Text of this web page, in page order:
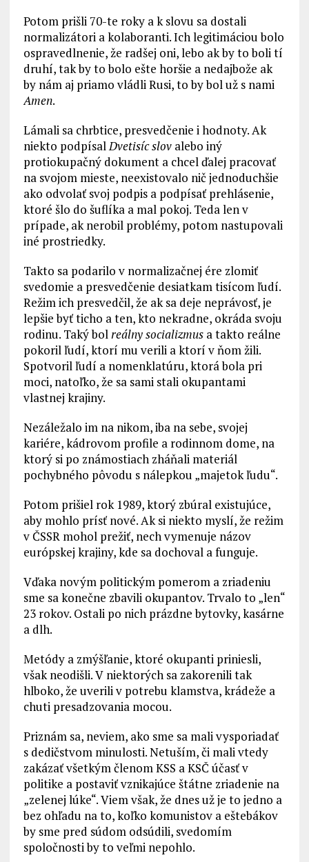
Potom prišli 70-te roky a k slovu sa dostali
normalizátori a kolaboranti. Ich legitimáciou bolo
ospravedlnenie, že radšej oni, lebo ak by to boli tí
druhí, tak by to bolo ešte horšie a nedajbože ak
by nám aj priamo vládli Rusi, to by bol už s nami
Amen.
Lámali sa chrbtice, presvedčenie i hodnoty. Ak
niekto podpísalDvetisíc slovalebo iný
protiokupačný dokument a chcel ďalej pracovať
na svojom mieste, neexistovalo nič jednoduchšie
ako odvolať svoj podpis a podpísať prehlásenie,
ktoré šlo do šuflíka a mal pokoj. Teda len v
prípade, ak nerobil problémy, potom nastupovali
iné prostriedky.
Takto sa podarilo v normalizačnej ére zlomiť
svedomie a presvedčenie desiatkam tisícom ľudí.
Režim ich presvedčil, že ak sa deje neprávosť, je
lepšie byť ticho a ten, kto nekradne, okráda svoju
rodinu. Taký bolreálny socializmusa takto reálne
pokoril ľudí, ktorí mu verili a ktorí v ňom žili.
Spotvoril ľudí a nomenklatúru, ktorá bola pri
moci, natoľko, že sa sami stali okupantami
vlastnej krajiny.
Nezáležalo im na nikom, iba na sebe, svojej
kariére, kádrovom profile a rodinnom dome, na
ktorý si po známostiach zháňali materiál
pochybného pôvodu s nálepkou „majetok ľudu“.
Potom prišiel rok 1989, ktorý zbúral existujúce,
aby mohlo prísť nové. Ak si niekto myslí, že režim
v ČSSR mohol prežiť, nech vymenuje názov
európskej krajiny, kde sa dochoval a funguje.
Vďaka novým politickým pomerom a zriadeniu
sme sa konečne zbavili okupantov. Trvalo to „len“
23 rokov. Ostali po nich prázdne bytovky, kasárne
a dlh.
Metódy a zmýšľanie, ktoré okupanti priniesli,
však neodišli. V niektorých sa zakorenili tak
hlboko, že uverili v potrebu klamstva, krádeže a
chuti presadzovania mocou.
Priznám sa, neviem, ako sme sa mali vysporiadať
s dedičstvom minulosti. Netuším, či mali vtedy
zakázať všetkým členom KSS a KSČ účasť v
politike a postaviť vznikajúce štátne zriadenie na
„zelenej lúke“. Viem však, že dnes už je to jedno a
bez ohľadu na to, koľko komunistov a eštebákov
by sme pred súdom odsúdili, svedomím
spoločnosti by to veľmi nepohlo.